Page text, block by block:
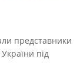
представники
під